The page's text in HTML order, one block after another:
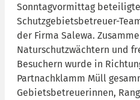
Sonntagvormittag
Schutzgebietsbetreuer-
der Firma Salewa.
Naturschutzwächtern und
Besuchern wurde in
Partnachklamm Müll
Gebietsbetreuerinnen,